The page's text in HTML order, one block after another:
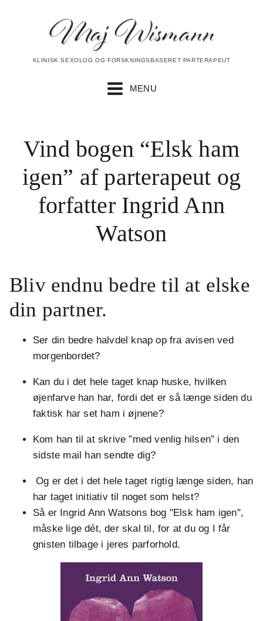
KLINISK SEXOLOG OG FORSKNINGSBASERET PARTERAPEUT
MENU
Vind bogen “Elsk ham
igen” af parterapeut og
forfatter Ingrid Ann
Watson
Bliv endnu bedre til at elske
din partner.
Ser din bedre halvdel knap op fra avisen ved
morgenbordet?
Kan du i det hele taget knap huske, hvilken
øjenfarve han har, fordi det er så længe siden du
faktisk har set ham i øjnene?
Kom han til at skrive ”med venlig hilsen” i den
sidste mail han sendte dig?
Og er det i det hele taget rigtig længe siden, han
har taget initiativ til noget som helst?
Så er Ingrid Ann Watsons bog "Elsk ham igen",
måske lige dét, der skal til, for at du og I får
gnisten tilbage i jeres parforhold.